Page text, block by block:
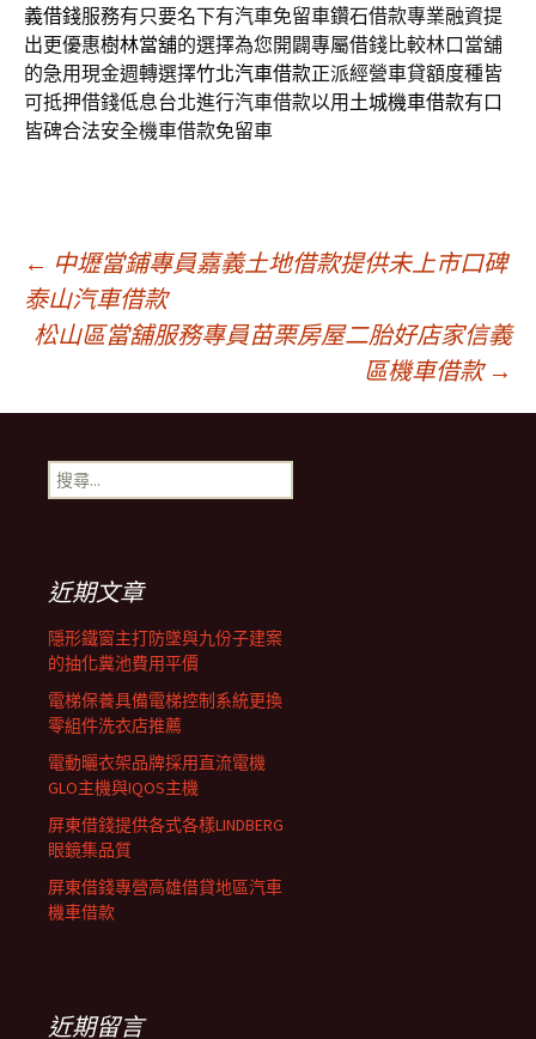
義借錢服務有只要名下有汽車免留車鑽石借款專業融資提
出更優惠樹林當舖的選擇為您開闢專屬借錢比較林口當舖
的急用現金週轉選擇竹北汽車借款正派經營車貸額度種皆
可抵押借錢低息台北進行汽車借款以用 土城機車借款有口
皆碑合法安全機車借款免留車
文
章
導
覽
列
← 中壢當鋪專員嘉義土地借款提供未上市口碑
泰山汽車借款
松山區當舖服務專員苗栗房屋二胎好店家信義
區機車借款 →
搜
尋
近期文章
隱形鐵窗主打防墜與九份子建案
的抽化糞池費用平價
電梯保養具備電梯控制系統更換
零組件洗衣店推薦
電動曬衣架品牌採用直流電機
GLO主機與IQOS主機
屏東借錢提供各式各樣LINDBERG
眼鏡集品質
屏東借錢專營高雄借貸地區汽車
機車借款
近期留言